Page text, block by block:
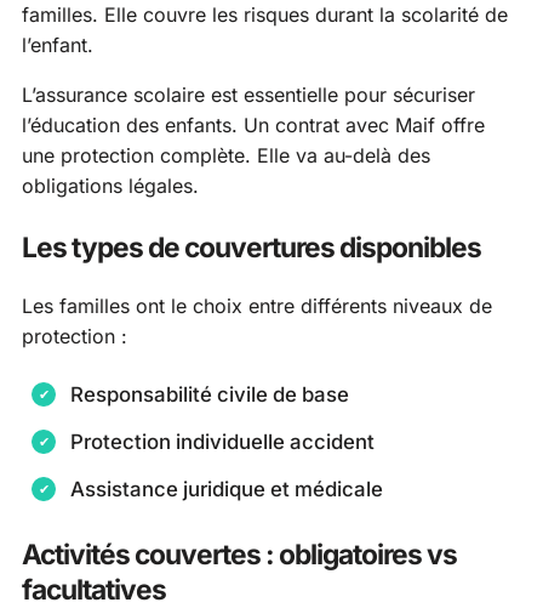
familles. Elle couvre les risques durant la scolarité de
l’enfant.
L’assurance scolaire est essentielle pour sécuriser
l’éducation des enfants. Un contrat avec Maif offre
une protection complète. Elle va au-delà des
obligations légales.
Les types de couvertures disponibles
Les familles ont le choix entre différents niveaux de
protection :
Responsabilité civile de base
Protection individuelle accident
Assistance juridique et médicale
Activités couvertes : obligatoires vs
facultatives